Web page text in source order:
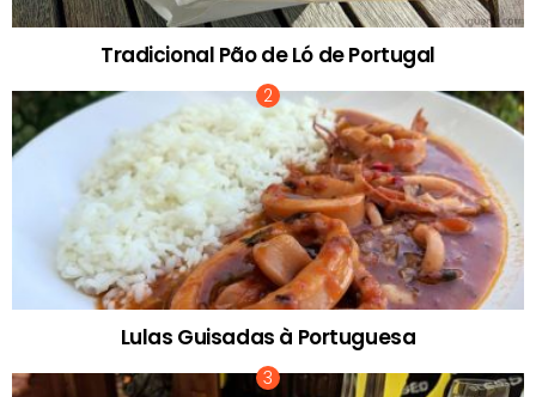
Tradicional Pão de Ló de Portugal
Lulas Guisadas à Portuguesa